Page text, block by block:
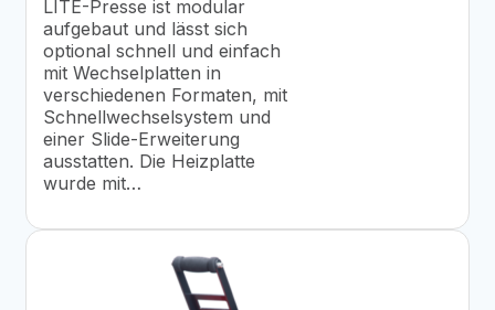
LITE-Presse ist modular
aufgebaut und lässt sich
optional schnell und einfach
mit Wechselplatten in
verschiedenen Formaten, mit
Schnellwechselsystem und
einer Slide-Erweiterung
ausstatten. Die Heizplatte
wurde mit…